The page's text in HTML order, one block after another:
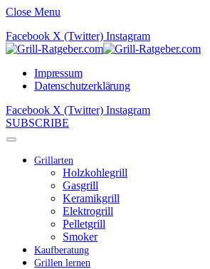
Close Menu
Facebook X (Twitter) Instagram
Impressum
Datenschutzerklärung
Facebook X (Twitter) Instagram
SUBSCRIBE
Grillarten
Holzkohlegrill
Gasgrill
Keramikgrill
Elektrogrill
Pelletgrill
Smoker
Kaufberatung
Grillen lernen